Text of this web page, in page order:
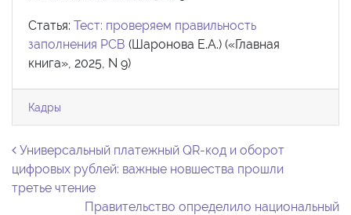
Статья: Тест: проверяем правильность
заполнения РСВ (Шаронова Е.А.) («Главная
книга», 2025, N 9)
Кадры
Навигация по записям
Универсальный платежный QR-код и оборот
цифровых рублей: важные новшества прошли
третье чтение
Правительство определило национальный